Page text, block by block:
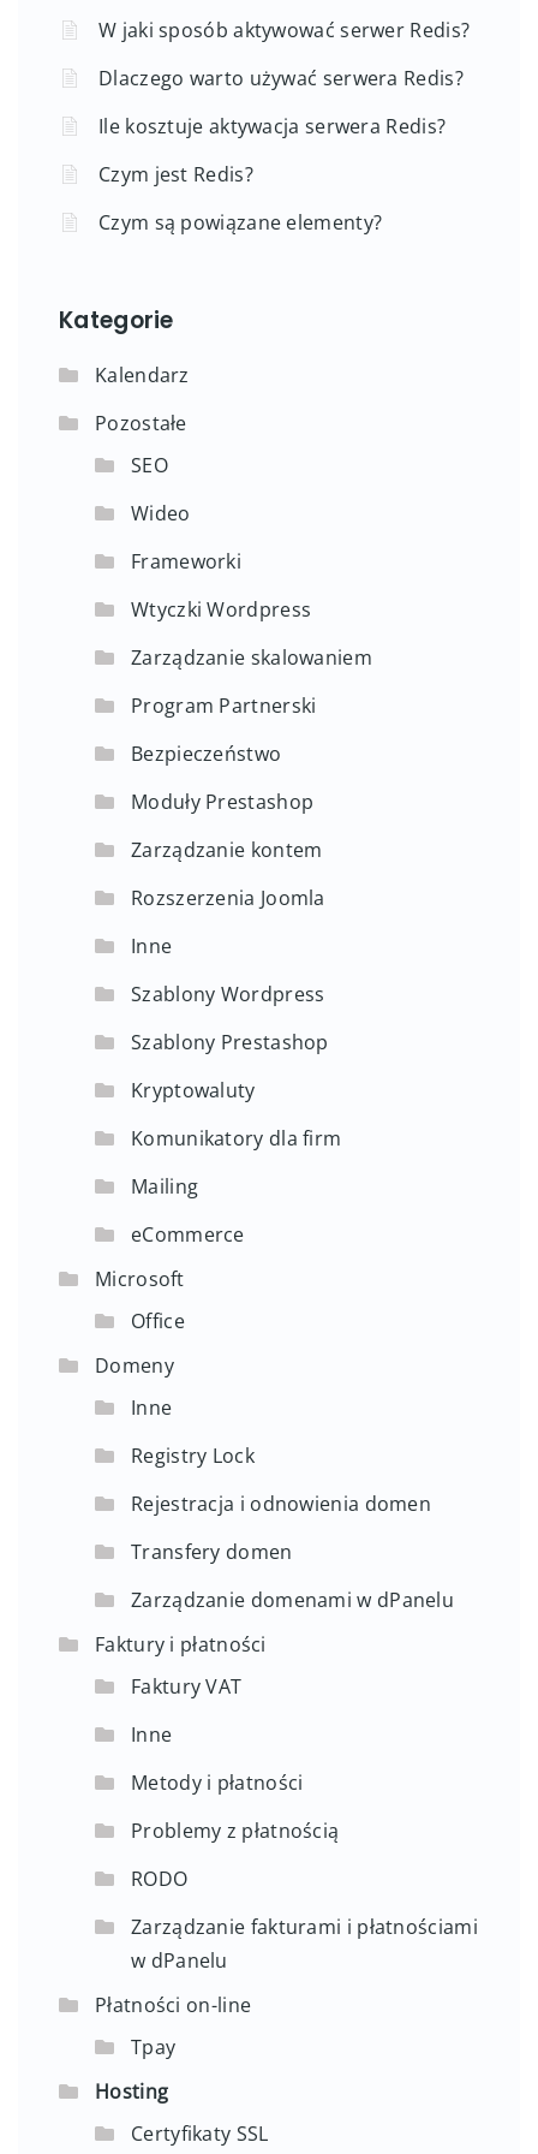
W jaki sposób aktywować serwer Redis?
Dlaczego warto używać serwera Redis?
Ile kosztuje aktywacja serwera Redis?
Czym jest Redis?
Czym są powiązane elementy?
Kategorie
Kalendarz
Pozostałe
SEO
Wideo
Frameworki
Wtyczki Wordpress
Zarządzanie skalowaniem
Program Partnerski
Bezpieczeństwo
Moduły Prestashop
Zarządzanie kontem
Rozszerzenia Joomla
Inne
Szablony Wordpress
Szablony Prestashop
Kryptowaluty
Komunikatory dla firm
Mailing
eCommerce
Microsoft
Office
Domeny
Inne
Registry Lock
Rejestracja i odnowienia domen
Transfery domen
Zarządzanie domenami w dPanelu
Faktury i płatności
Faktury VAT
Inne
Metody i płatności
Problemy z płatnością
RODO
Zarządzanie fakturami i płatnościami
w dPanelu
Płatności on-line
Tpay
Hosting
Certyfikaty SSL